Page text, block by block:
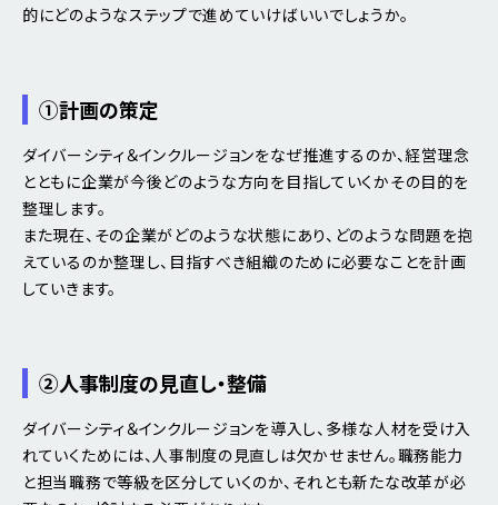
的にどのようなステップで進めていけばいいでしょうか。
①計画の策定
ダイバーシティ＆インクルージョンをなぜ推進するのか、経営理念
とともに企業が今後どのような方向を目指していくかその目的を
整理します。
また現在、その企業がどのような状態にあり、どのような問題を抱
えているのか整理し、目指すべき組織のために必要なことを計画
していきます。
②人事制度の見直し・整備
ダイバーシティ＆インクルージョンを導入し、多様な人材を受け入
れていくためには、人事制度の見直しは欠かせません。職務能力
と担当職務で等級を区分していくのか、それとも新たな改革が必